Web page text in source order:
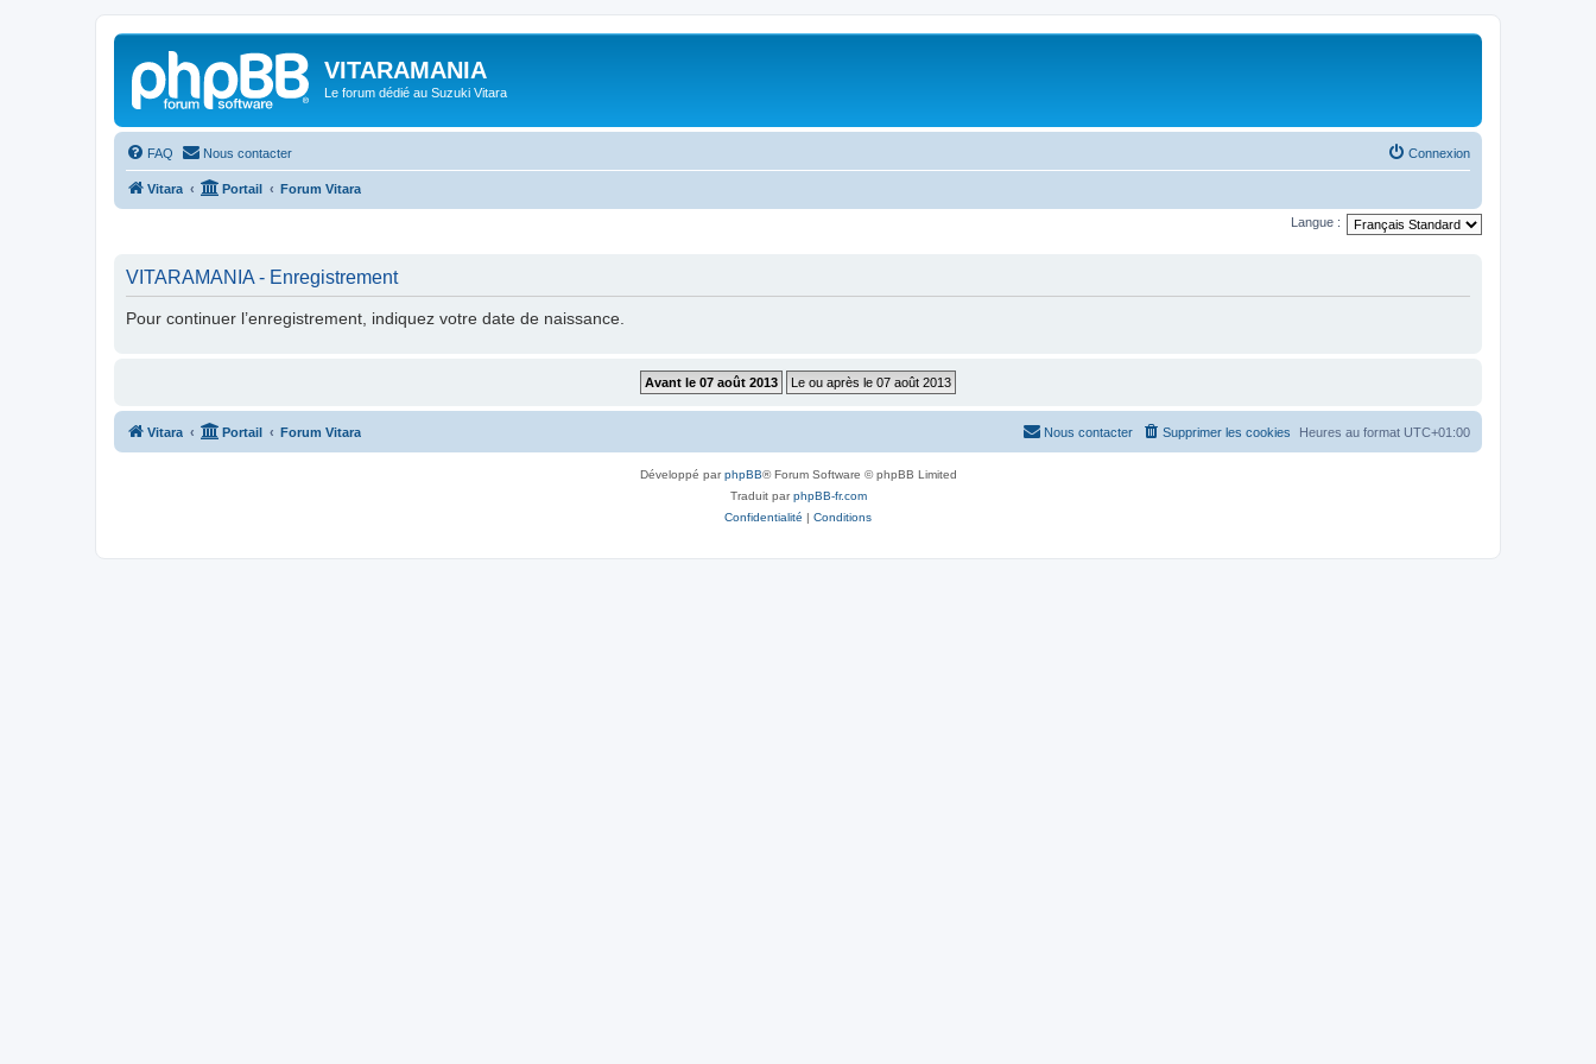
VITARAMANIA
Le forum dédié au Suzuki Vitara
FAQ Nous contacter Connexion
Vitara Portail Forum Vitara
Langue :
VITARAMANIA - Enregistrement
Pour continuer l’enregistrement, indiquez votre date de naissance.
Vitara Portail Forum Vitara Heures au format UTC+01:00
Supprimer les cookies
Nous contacter
Développé parphpBB® Forum Software © phpBB Limited
Traduit parphpBB-fr.com
Confidentialité
Conditions